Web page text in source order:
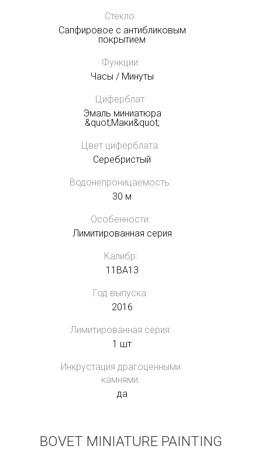
Стекло:
Сапфировое с антибликовым
покрытием
Функции:
Часы / Минуты
Циферблат:
Эмаль миниатюра
&quot;Маки&quot;
Цвет циферблата:
Серебристый
Водонепроницаемость:
30 м
Особенности:
Лимитированная серия
Калибр:
11BA13
Год выпуска:
2016
Лимитированная серия:
1 шт
Инкрустация драгоценными
камнями:
да
BOVET MINIATURE PAINTING